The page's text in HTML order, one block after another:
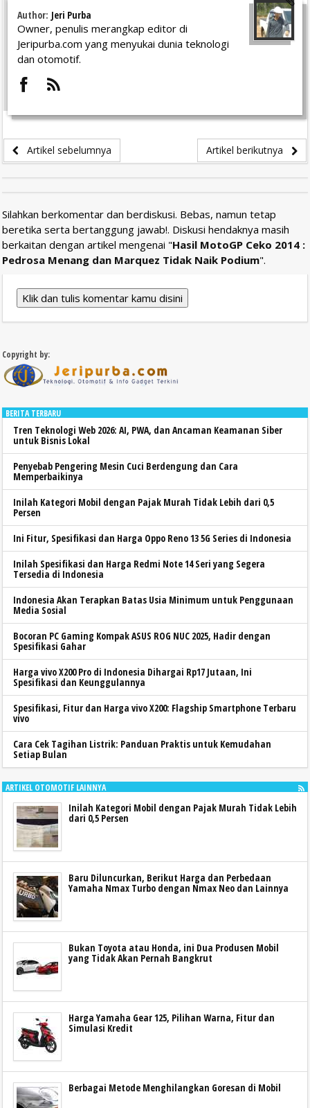
Author: Jeri Purba
Owner, penulis merangkap editor di
Jeripurba.com yang menyukai dunia teknologi
dan otomotif.
Artikel sebelumnya Artikel berikutnya
Silahkan berkomentar dan berdiskusi. Bebas, namun tetap
beretika serta bertanggung jawab!. Diskusi hendaknya masih
berkaitan dengan artikel mengenai "Hasil MotoGP Ceko 2014 :
Pedrosa Menang dan Marquez Tidak Naik Podium".
Klik dan tulis komentar kamu disini
Copyright by:
BERITA TERBARU
Tren Teknologi Web 2026: AI, PWA, dan Ancaman Keamanan Siber
untuk Bisnis Lokal
Penyebab Pengering Mesin Cuci Berdengung dan Cara
Memperbaikinya
Inilah Kategori Mobil dengan Pajak Murah Tidak Lebih dari 0,5
Persen
Ini Fitur, Spesifikasi dan Harga Oppo Reno 13 5G Series di Indonesia
Inilah Spesifikasi dan Harga Redmi Note 14 Seri yang Segera
Tersedia di Indonesia
Indonesia Akan Terapkan Batas Usia Minimum untuk Penggunaan
Media Sosial
Bocoran PC Gaming Kompak ASUS ROG NUC 2025, Hadir dengan
Spesifikasi Gahar
Harga vivo X200 Pro di Indonesia Dihargai Rp17 Jutaan, Ini
Spesifikasi dan Keunggulannya
Spesifikasi, Fitur dan Harga vivo X200: Flagship Smartphone Terbaru
vivo
Cara Cek Tagihan Listrik: Panduan Praktis untuk Kemudahan
Setiap Bulan
ARTIKEL OTOMOTIF LAINNYA
Inilah Kategori Mobil dengan Pajak Murah Tidak Lebih
dari 0,5 Persen
Baru Diluncurkan, Berikut Harga dan Perbedaan
Yamaha Nmax Turbo dengan Nmax Neo dan Lainnya
Bukan Toyota atau Honda, ini Dua Produsen Mobil
yang Tidak Akan Pernah Bangkrut
Harga Yamaha Gear 125, Pilihan Warna, Fitur dan
Simulasi Kredit
Berbagai Metode Menghilangkan Goresan di Mobil